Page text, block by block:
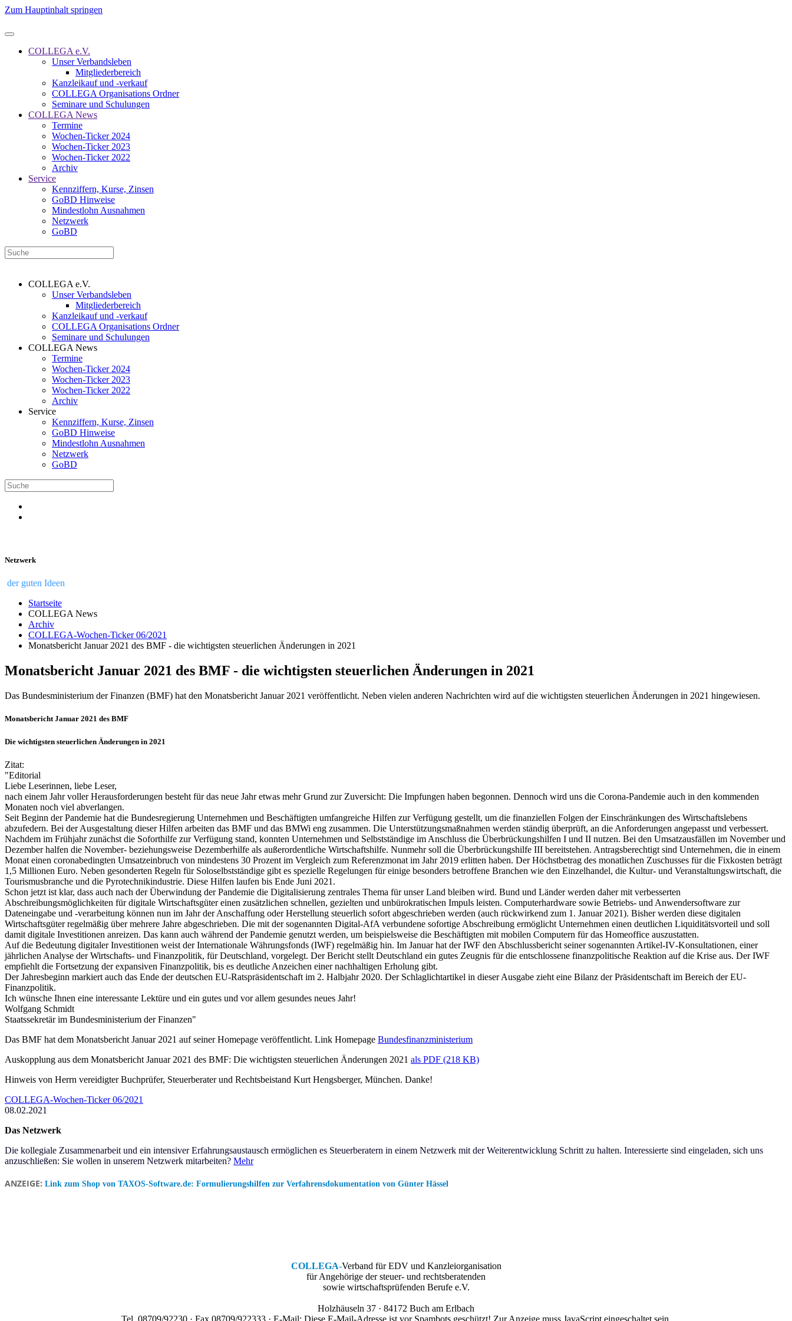
Zum Hauptinhalt springen
COLLEGA e.V.
Unser Verbandsleben
Mitgliederbereich
Kanzleikauf und -verkauf
COLLEGA Organisations Ordner
Seminare und Schulungen
COLLEGA News
Termine
Wochen-Ticker 2024
Wochen-Ticker 2023
Wochen-Ticker 2022
Archiv
Service
Kennziffern, Kurse, Zinsen
GoBD Hinweise
Mindestlohn Ausnahmen
Netzwerk
GoBD
COLLEGA e.V.
Unser Verbandsleben
Mitgliederbereich
Kanzleikauf und -verkauf
COLLEGA Organisations Ordner
Seminare und Schulungen
COLLEGA News
Termine
Wochen-Ticker 2024
Wochen-Ticker 2023
Wochen-Ticker 2022
Archiv
Service
Kennziffern, Kurse, Zinsen
GoBD Hinweise
Mindestlohn Ausnahmen
Netzwerk
GoBD
Netzwerk
der guten Ideen
Startseite
COLLEGA News
Archiv
COLLEGA-Wochen-Ticker 06/2021
Monatsbericht Januar 2021 des BMF - die wichtigsten steuerlichen Änderungen in 2021
Monatsbericht Januar 2021 des BMF - die wichtigsten steuerlichen Änderungen in 2021
Das Bundesministerium der Finanzen (BMF) hat den Monatsbericht Januar 2021 veröffentlicht. Neben vielen anderen Nachrichten wird auf die wichtigsten steuerlichen Änderungen in 2021 hingewiesen.
Monatsbericht Januar 2021 des BMF
Die wichtigsten steuerlichen Änderungen in 2021
Zitat:
"Editorial
Liebe Leserinnen, liebe Leser,
nach einem Jahr voller Herausforderungen besteht für das neue Jahr etwas mehr Grund zur Zuversicht: Die Impfungen haben begonnen. Dennoch wird uns die Corona-Pandemie auch in den kommenden
Monaten noch viel abverlangen.
Seit Beginn der Pandemie hat die Bundesregierung Unternehmen und Beschäftigten umfangreiche Hilfen zur Verfügung gestellt, um die finanziellen Folgen der Einschränkungen des Wirtschaftslebens
abzufedern. Bei der Ausgestaltung dieser Hilfen arbeiten das BMF und das BMWi eng zusammen. Die Unterstützungsmaßnahmen werden ständig überprüft, an die Anforderungen angepasst und verbessert.
Nachdem im Frühjahr zunächst die Soforthilfe zur Verfügung stand, konnten Unternehmen und Selbstständige im Anschluss die Überbrückungshilfen I und II nutzen. Bei den Umsatzausfällen im November und
Dezember halfen die November- beziehungsweise Dezemberhilfe als außerordentliche Wirtschaftshilfe. Nunmehr soll die Überbrückungshilfe III bereitstehen. Antragsberechtigt sind Unternehmen, die in einem
Monat einen coronabedingten Umsatzeinbruch von mindestens 30 Prozent im Vergleich zum Referenzmonat im Jahr 2019 erlitten haben. Der Höchstbetrag des monatlichen Zuschusses für die Fixkosten beträgt
1,5 Millionen Euro. Neben gesonderten Regeln für Soloselbstständige gibt es spezielle Regelungen für einige besonders betroffene Branchen wie den Einzelhandel, die Kultur- und Veranstaltungswirtschaft, die
Tourismusbranche und die Pyrotechnikindustrie. Diese Hilfen laufen bis Ende Juni 2021.
Schon jetzt ist klar, dass auch nach der Überwindung der Pandemie die Digitalisierung zentrales Thema für unser Land bleiben wird. Bund und Länder werden daher mit verbesserten
Abschreibungsmöglichkeiten für digitale Wirtschaftsgüter einen zusätzlichen schnellen, gezielten und unbürokratischen Impuls leisten. Computerhardware sowie Betriebs- und Anwendersoftware zur
Dateneingabe und -verarbeitung können nun im Jahr der Anschaffung oder Herstellung steuerlich sofort abgeschrieben werden (auch rückwirkend zum 1. Januar 2021). Bisher werden diese digitalen
Wirtschaftsgüter regelmäßig über mehrere Jahre abgeschrieben. Die mit der sogenannten Digital-AfA verbundene sofortige Abschreibung ermöglicht Unternehmen einen deutlichen Liquiditätsvorteil und soll
damit digitale Investitionen anreizen. Das kann auch während der Pandemie genutzt werden, um beispielsweise die Beschäftigten mit mobilen Computern für das Homeoffice auszustatten.
Auf die Bedeutung digitaler Investitionen weist der Internationale Währungsfonds (IWF) regelmäßig hin. Im Januar hat der IWF den Abschlussbericht seiner sogenannten Artikel‑IV‑Konsultationen, einer
jährlichen Analyse der Wirtschafts- und Finanzpolitik, für Deutschland, vorgelegt. Der Bericht stellt Deutschland ein gutes Zeugnis für die entschlossene finanzpolitische Reaktion auf die Krise aus. Der IWF
empfiehlt die Fortsetzung der expansiven Finanzpolitik, bis es deutliche Anzeichen einer nachhaltigen Erholung gibt.
Der Jahresbeginn markiert auch das Ende der deutschen EU-Ratspräsidentschaft im 2. Halbjahr 2020. Der Schlaglichtartikel in dieser Ausgabe zieht eine Bilanz der Präsidentschaft im Bereich der EU-
Finanzpolitik.
Ich wünsche Ihnen eine interessante Lektüre und ein gutes und vor allem gesundes neues Jahr!
Wolfgang Schmidt
Staatssekretär im Bundesministerium der Finanzen"
Das BMF hat dem Monatsbericht Januar 2021 auf seiner Homepage veröffentlicht. Link Homepage Bundesfinanzministerium
Auskopplung aus dem Monatsbericht Januar 2021 des BMF: Die wichtigsten steuerlichen Änderungen 2021 als PDF (218 KB)
Hinweis von Herrn vereidigter Buchprüfer, Steuerberater und Rechtsbeistand Kurt Hengsberger, München. Danke!
COLLEGA-Wochen-Ticker 06/2021
08.02.2021
Das Netzwerk
Die kollegiale Zusammenarbeit und ein intensiver Erfahrungsaustausch ermöglichen es Steuerberatern in einem Netzwerk mit der Weiterentwicklung Schritt zu halten. Interessierte sind eingeladen, sich uns
anzuschließen: Sie wollen in unserem Netzwerk mitarbeiten? Mehr
ANZEIGE: Link zum Shop von TAXOS-Software.de: Formulierungshilfen zur Verfahrensdokumentation von Günter Hässel
COLLEGA-Verband für EDV und Kanzleiorganisation
für Angehörige der steuer- und rechtsberatenden
sowie wirtschaftsprüfenden Berufe e.V.
Holzhäuseln 37 · 84172 Buch am Erlbach